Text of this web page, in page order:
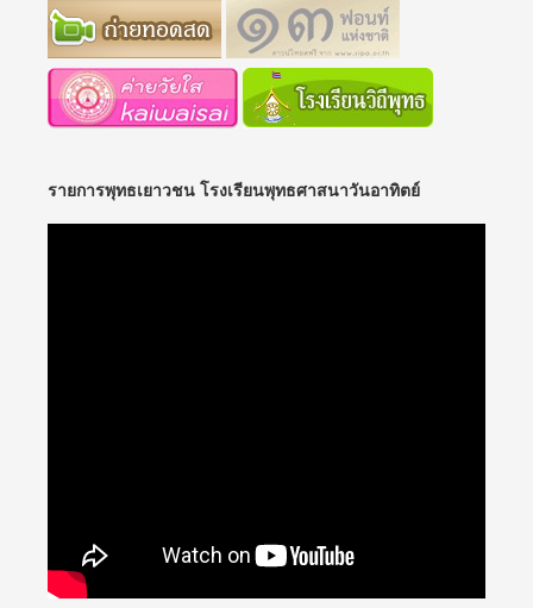
รายการพุทธเยาวชน โรงเรียนพุทธศาสนาวันอาทิตย์